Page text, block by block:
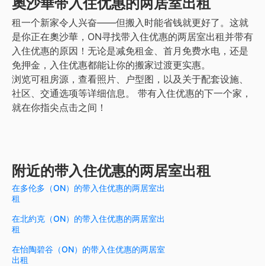
租一个新家令人兴奋——但搬入时能省钱就更好了。这就
是你正在奧沙華，ON寻找带入住优惠的两居室出租并带有
入住优惠的原因！无论是减免租金、首月免费水电，还是
免押金，入住优惠都能让你的搬家过渡更实惠。
浏览可租房源，查看照片、户型图，以及关于配套设施、
社区、交通选项等详细信息。
带有入住优惠的下一个家，
就在你指尖点击之间！
附近的带入住优惠的两居室出租
在多伦多（ON）的带入住优惠的两居室出
租
在北約克（ON）的带入住优惠的两居室出
租
在怡陶碧谷（ON）的带入住优惠的两居室
出租